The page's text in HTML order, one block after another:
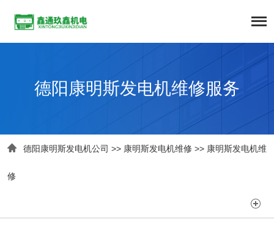
德阳康明斯发电机维修服务
 德阳康明斯发电机公司 >> 康明斯发电机维修 >> 康明斯发电机维
修
